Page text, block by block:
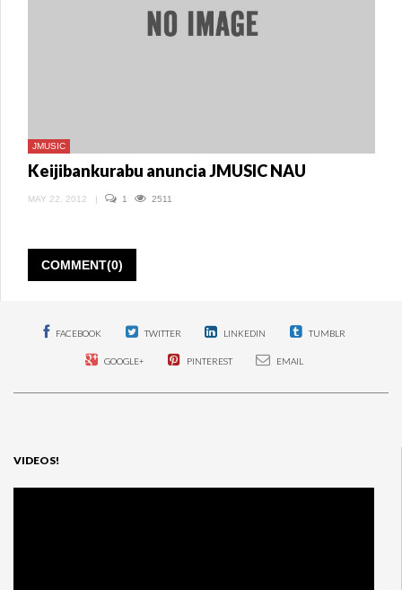
JMUSIC
Keijibankurabu anuncia JMUSIC NAU
MAY 22, 2012 | 1 2511
COMMENT(0)
FACEBOOK TWITTER LINKEDIN TUMBLR
GOOGLE+ PINTEREST EMAIL
VIDEOS!